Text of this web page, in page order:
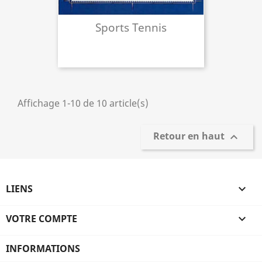
Sports Tennis
Affichage 1-10 de 10 article(s)
Retour en haut 
LIENS 
VOTRE COMPTE 
INFORMATIONS